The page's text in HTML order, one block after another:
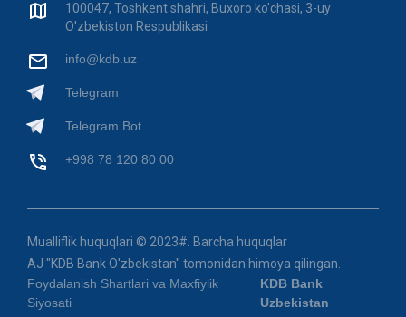
100047, Toshkent shahri, Buxoro ko'chasi, 3-uy
O'zbekiston Respublikasi
info@kdb.uz
Telegram
Telegram Bot
+998 78 120 80 00
Mualliflik huquqlari © 2023#. Barcha huquqlar
AJ "KDB Bank O'zbekistan" tomonidan himoya qilingan.
Foydalanish Shartlari va Maxfiylik
Siyosati
KDB Bank
Uzbekistan